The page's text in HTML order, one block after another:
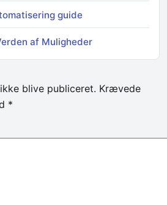
guide
af Muligheder
blive publiceret. Krævede
*